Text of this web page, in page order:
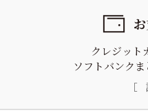
クレジット
ソフトバンク